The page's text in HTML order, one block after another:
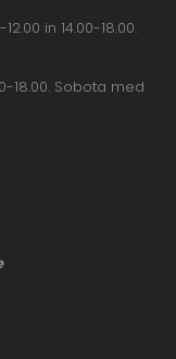
in 14.00-18.00.
18.00. Sobota med